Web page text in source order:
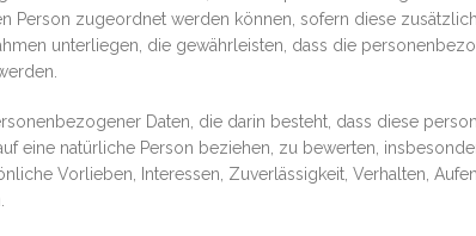
Person zugeordnet werden können, sofern diese
unterliegen, die gewährleisten, dass die
Daten, die darin besteht, dass diese
eine natürliche Person beziehen, zu bewerten,
Vorlieben, Interessen, Zuverlässigkeit, Verhalten,